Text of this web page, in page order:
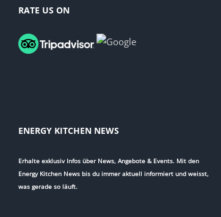
RATE US ON
ENERGY KITCHEN NEWS
Erhalte exklusiv Infos über News, Angebote & Events. Mit den
Energy Kitchen News bis du immer aktuell informiert und weisst,
was gerade so läuft.